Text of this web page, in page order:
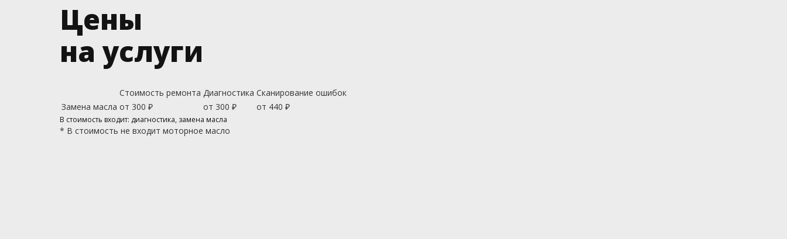
Цены
на услуги
Стоимость ремонта Диагностика Сканирование ошибок
Замена масла от 300 ₽ от 300 ₽ от 440 ₽
В стоимость входит: диагностика, замена масла
* В стоимость не входит моторное масло